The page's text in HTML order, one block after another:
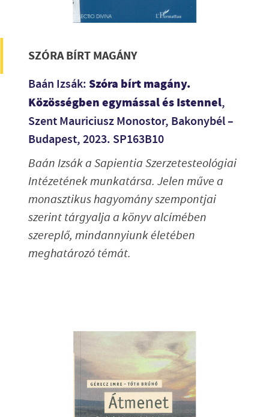
SZÓRA BÍRT MAGÁNY
Baán Izsák: Szóra bírt magány.
Közösségben egymással és Istennel,
Szent Mauriciusz Monostor, Bakonybél –
Budapest, 2023. SP163B10
Baán Izsák a Sapientia Szerzetesteológiai
Intézetének munkatársa. Jelen műve a
monasztikus hagyomány szempontjai
szerint tárgyalja a könyv alcímében
szereplő, mindannyiunk életében
meghatározó témát.